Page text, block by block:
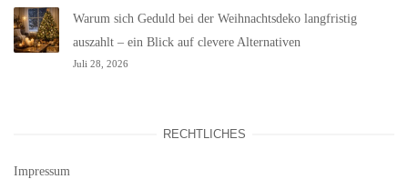
Warum sich Geduld bei der Weihnachtsdeko langfristig
auszahlt – ein Blick auf clevere Alternativen
Juli 28, 2026
RECHTLICHES
Impressum